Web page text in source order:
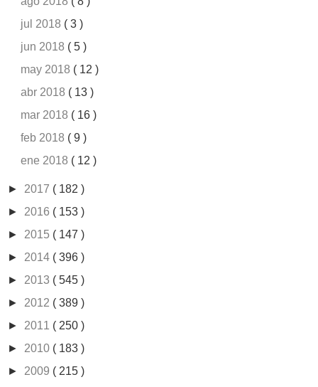
jul 2018 ( 3 )
jun 2018 ( 5 )
may 2018 ( 12 )
abr 2018 ( 13 )
mar 2018 ( 16 )
feb 2018 ( 9 )
ene 2018 ( 12 )
► 2017 ( 182 )
► 2016 ( 153 )
► 2015 ( 147 )
► 2014 ( 396 )
► 2013 ( 545 )
► 2012 ( 389 )
► 2011 ( 250 )
► 2010 ( 183 )
► 2009 ( 215 )